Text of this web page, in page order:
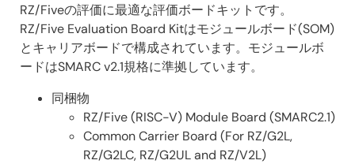
RZ/Fiveの評価に最適な評価ボードキットです。
RZ/Five Evaluation Board Kitはモジュールボード(SOM)
とキャリアボードで構成されています。モジュールボ
ードはSMARC v2.1規格に準拠しています。
同梱物
RZ/Five (RISC-V) Module Board (SMARC2.1)
Common Carrier Board (For RZ/G2L,
RZ/G2LC, RZ/G2UL and RZ/V2L)